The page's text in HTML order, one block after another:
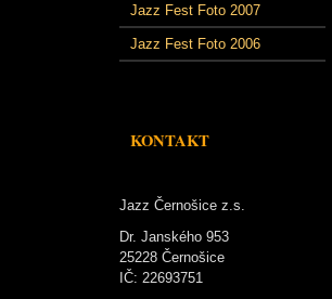
Jazz Fest Foto 2007
Jazz Fest Foto 2006
KONTAKT
Jazz Černošice z.s.
Dr. Janského 953
25228 Černošice
IČ: 22693751